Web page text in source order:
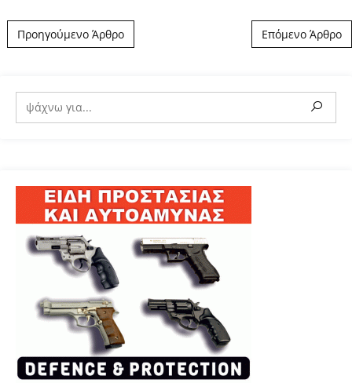
Post navigation
Προηγούμενο Άρθρο Επόμενο Άρθρο